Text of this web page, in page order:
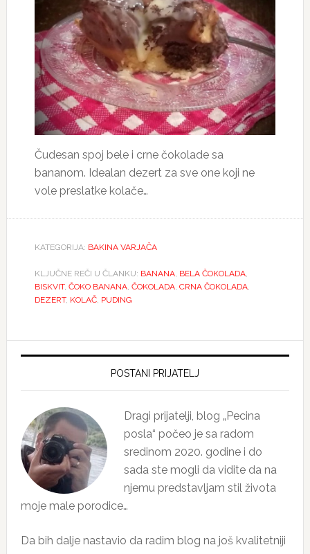
Čudesan spoj bele i crne čokolade sa
bananom. Idealan dezert za sve one koji ne
vole preslatke kolače…
KATEGORIJA: BAKINA VARJAČA
KLJUČNE REČI U ČLANKU: BANANA, BELA ČOKOLADA,
BISKVIT, ČOKO BANANA, ČOKOLADA, CRNA ČOKOLADA,
DEZERT, KOLAČ, PUDING
Primary
POSTANI PRIJATELJ
Dragi prijatelji, blog „Pecina
posla“ počeo je sa radom
sredinom 2020. godine i do
sada ste mogli da vidite da na
njemu predstavljam stil života
moje male porodice…
Da bih dalje nastavio da radim blog na još kvalitetniji